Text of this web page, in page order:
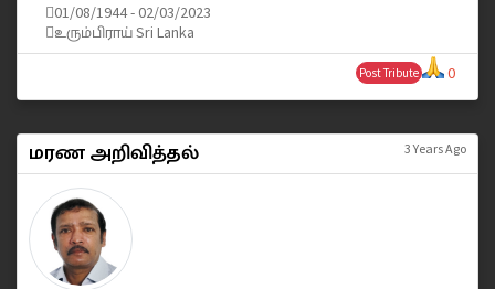
01/08/1944 - 02/03/2023
உரும்பிராய் Sri Lanka
0
Post Tribute
மரண அறிவித்தல் 3 Years Ago